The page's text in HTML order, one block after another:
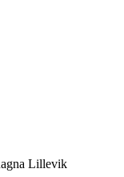
Lillevik